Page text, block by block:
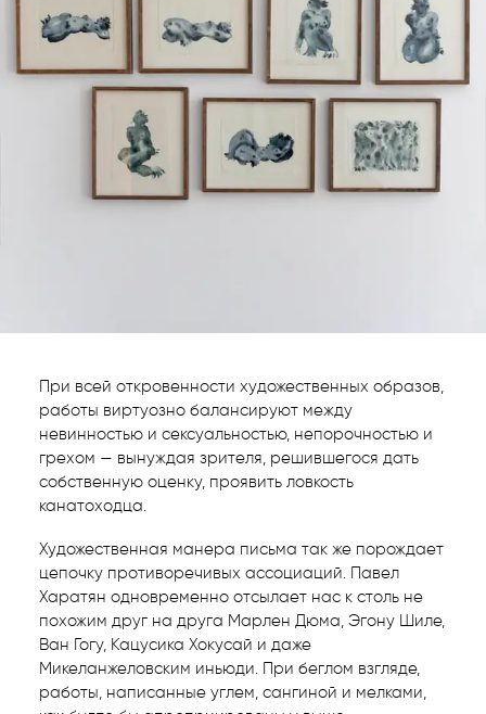
При всей откровенности художественных образов,
работы виртуозно балансируют между
невинностью и сексуальностью, непорочностью и
грехом — вынуждая зрителя, решившегося дать
собственную оценку, проявить ловкость
канатоходца.
Художественная манера письма так же порождает
цепочку противоречивых ассоциаций. Павел
Харатян одновременно отсылает нас к столь не
похожим друг на друга Марлен Дюма, Эгону Шиле,
Ван Гогу, Кацусика Хокусай и даже
Микеланжеловским иньюди. При беглом взгляде,
работы, написанные углем, сангиной и мелками,